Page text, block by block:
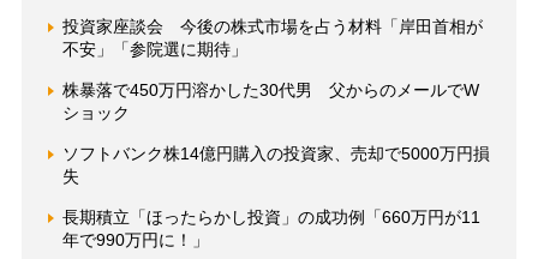
投資家座談会 今後の株式市場を占う材料「岸田首相が
不安」「参院選に期待」
株暴落で450万円溶かした30代男 父からのメールでW
ショック
ソフトバンク株14億円購入の投資家、売却で5000万円損
失
長期積立「ほったらかし投資」の成功例「660万円が11
年で990万円に！」